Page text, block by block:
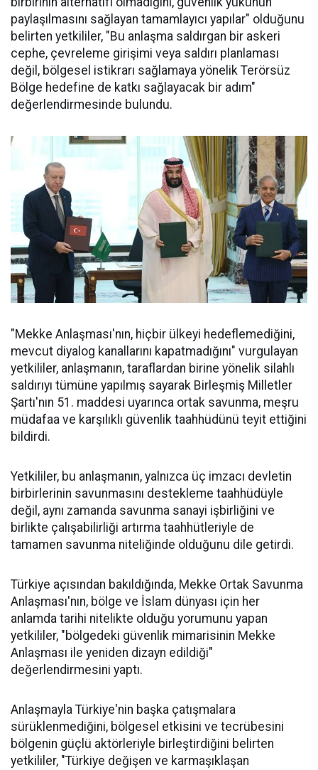
paylaşılmasını sağlayan tamamlayıcı yapılar" olduğunu
belirten yetkililer, "Bu anlaşma saldırgan bir askeri
cephe, çevreleme girişimi veya saldırı planlaması
değil, bölgesel istikrarı sağlamaya yönelik Terörsüz
Bölge hedefine de katkı sağlayacak bir adım"
değerlendirmesinde bulundu.
"Mekke Anlaşması'nın, hiçbir ülkeyi hedeflemediğini,
mevcut diyalog kanallarını kapatmadığını" vurgulayan
yetkililer, anlaşmanın, taraflardan birine yönelik silahlı
saldırıyı tümüne yapılmış sayarak Birleşmiş Milletler
Şartı'nın 51. maddesi uyarınca ortak savunma, meşru
müdafaa ve karşılıklı güvenlik taahhüdünü teyit ettiğini
bildirdi.
Yetkililer, bu anlaşmanın, yalnızca üç imzacı devletin
birbirlerinin savunmasını destekleme taahhüdüyle
değil, aynı zamanda savunma sanayi işbirliğini ve
birlikte çalışabilirliği artırma taahhütleriyle de
tamamen savunma niteliğinde olduğunu dile getirdi.
Türkiye açısından bakıldığında, Mekke Ortak Savunma
Anlaşması'nın, bölge ve İslam dünyası için her
anlamda tarihi nitelikte olduğu yorumunu yapan
yetkililer, "bölgedeki güvenlik mimarisinin Mekke
Anlaşması ile yeniden dizayn edildiği"
değerlendirmesini yaptı.
Anlaşmayla Türkiye'nin başka çatışmalara
sürüklenmediğini, bölgesel etkisini ve tecrübesini
bölgenin güçlü aktörleriyle birleştirdiğini belirten
yetkililer, "Türkiye değişen ve karmaşıklaşan